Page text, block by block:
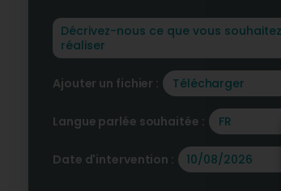
Ajouter un fichier : Télécharger
Langue parlée souhaitée : FR
Date d'intervention :